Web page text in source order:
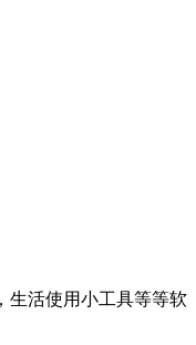
生活使用小工具等等软